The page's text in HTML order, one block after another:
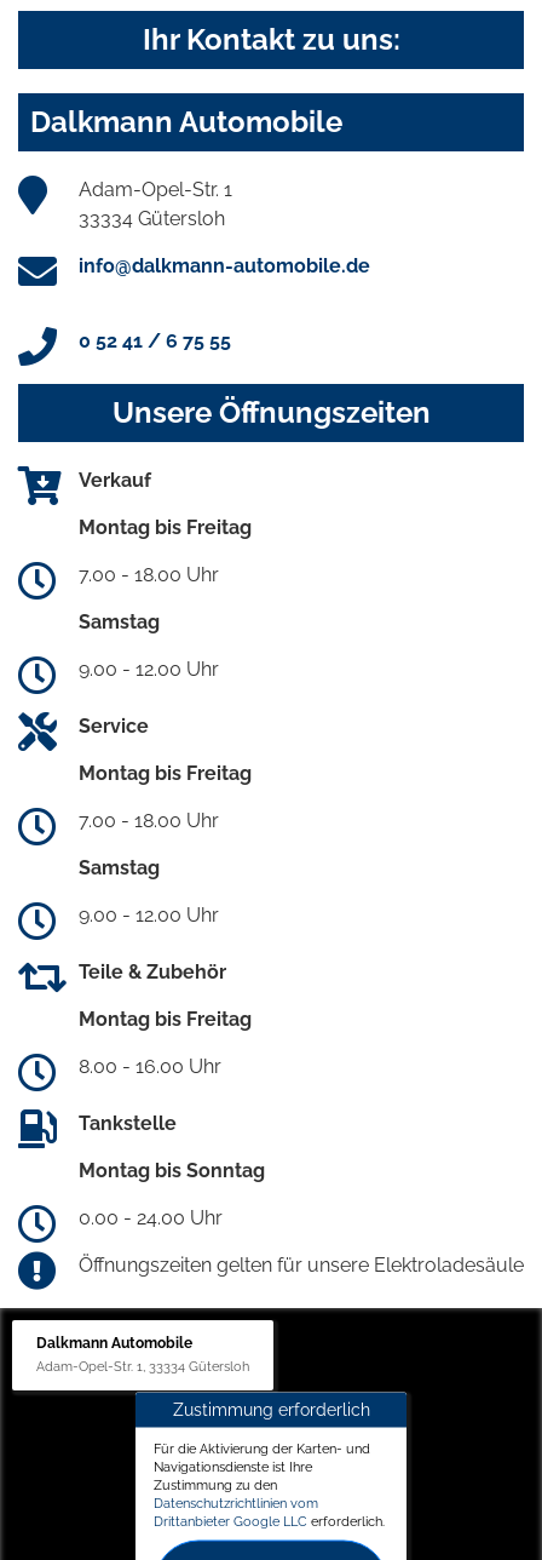
Ihr Kontakt zu uns:
Dalkmann Automobile
Adam-Opel-Str. 1
33334 Gütersloh
info@dalkmann-automobile.de
0 52 41 / 6 75 55
Unsere Öffnungszeiten
Verkauf
Montag bis Freitag
7.00 - 18.00 Uhr
Samstag
9.00 - 12.00 Uhr
Service
Montag bis Freitag
7.00 - 18.00 Uhr
Samstag
9.00 - 12.00 Uhr
Teile & Zubehör
Montag bis Freitag
8.00 - 16.00 Uhr
Tankstelle
Montag bis Sonntag
0.00 - 24.00 Uhr
Öffnungszeiten gelten für unsere Elektroladesäule
Dalkmann Automobile
Adam-Opel-Str. 1, 33334 Gütersloh
Zustimmung erforderlich
Für die Aktivierung der Karten- und
Navigationsdienste ist Ihre
Zustimmung zu den
Datenschutzrichtlinien vom
Drittanbieter Google LLC erforderlich.